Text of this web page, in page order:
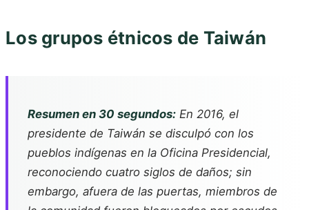
Los grupos étnicos de Taiwán
Resumen en 30 segundos: En 2016, el
presidente de Taiwán se disculpó con los
pueblos indígenas en la Oficina Presidencial,
reconociendo cuatro siglos de daños; sin
embargo, afuera de las puertas, miembros de